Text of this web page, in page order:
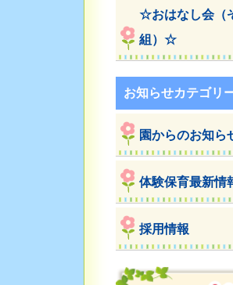
☆おはなし会（
組）☆
お知らせカテゴリ
園からのお知ら
体験保育最新情
採用情報